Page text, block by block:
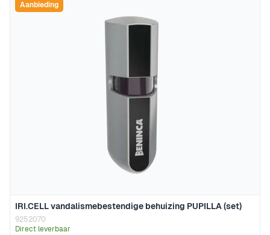
IRI.CELL vandalismebestendige behuizing PUPILLA (set)
9252070
Direct leverbaar
Aanbieding